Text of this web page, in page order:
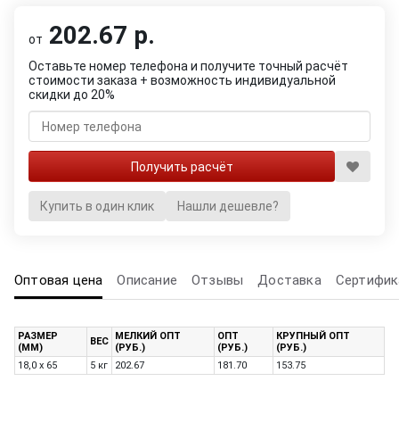
от 202.67 р.
Оставьте номер телефона и получите точный расчёт
стоимости заказа + возможность индивидуальной
скидки до 20%
Купить в один клик Нашли дешевле?
Оптовая цена Описание Отзывы Доставка
РАЗМЕР
(ММ)
ВЕС
МЕЛКИЙ ОПТ
(РУБ.)
ОПТ
(РУБ.)
КРУПНЫЙ ОПТ
(РУБ.)
18,0 х 65
5 кг 202.67 181.70 153.75